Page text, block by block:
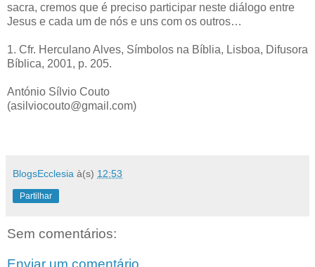
sacra, cremos que é preciso participar neste diálogo entre
Jesus e cada um de nós e uns com os outros…
1. Cfr. Herculano Alves, Símbolos na Bíblia, Lisboa, Difusora
Bíblica, 2001, p. 205.
António Sílvio Couto
(asilviocouto@gmail.com)
BlogsEcclesia à(s) 12:53
Partilhar
Sem comentários: